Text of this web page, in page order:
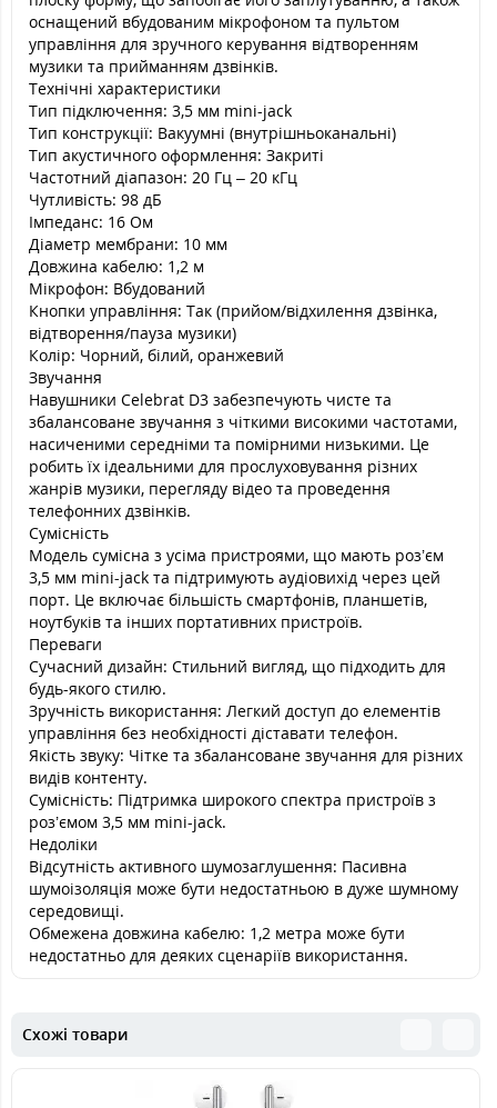
оснащений вбудованим мікрофоном та пультом
управління для зручного керування відтворенням
музики та прийманням дзвінків.
Технічні характеристики
Тип підключення: 3,5 мм mini-jack
Тип конструкції: Вакуумні (внутрішньоканальні)
Тип акустичного оформлення: Закриті
Частотний діапазон: 20 Гц – 20 кГц
Чутливість: 98 дБ
Імпеданс: 16 Ом
Діаметр мембрани: 10 мм
Довжина кабелю: 1,2 м
Мікрофон: Вбудований
Кнопки управління: Так (прийом/відхилення дзвінка,
відтворення/пауза музики)
Колір: Чорний, білий, оранжевий
Звучання
Навушники Celebrat D3 забезпечують чисте та
збалансоване звучання з чіткими високими частотами,
насиченими середніми та помірними низькими. Це
робить їх ідеальними для прослуховування різних
жанрів музики, перегляду відео та проведення
телефонних дзвінків.
Сумісність
Модель сумісна з усіма пристроями, що мають роз’єм
3,5 мм mini-jack та підтримують аудіовихід через цей
порт. Це включає більшість смартфонів, планшетів,
ноутбуків та інших портативних пристроїв.
Переваги
Сучасний дизайн: Стильний вигляд, що підходить для
будь-якого стилю.
Зручність використання: Легкий доступ до елементів
управління без необхідності діставати телефон.
Якість звуку: Чітке та збалансоване звучання для різних
видів контенту.
Сумісність: Підтримка широкого спектра пристроїв з
роз’ємом 3,5 мм mini-jack.
Недоліки
Відсутність активного шумозаглушення: Пасивна
шумоізоляція може бути недостатньою в дуже шумному
середовищі.
Обмежена довжина кабелю: 1,2 метра може бути
недостатньо для деяких сценаріїв використання.
Схожі товари